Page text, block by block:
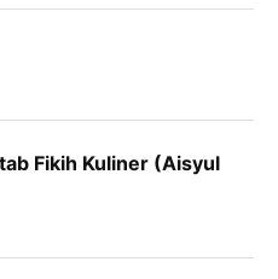
Fikih Kuliner (Aisyul